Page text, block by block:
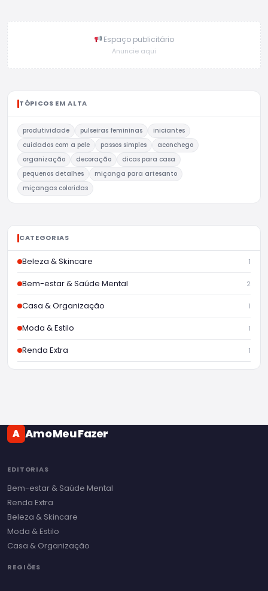
Espaço publicitário
Anuncie aqui
TÓPICOS EM ALTA
produtividade pulseiras femininas
iniciantes
cuidados com a pele
passos simples
aconchego
organização
decoração
dicas para casa
pequenos detalhes
miçanga para artesanto
miçangas coloridas
CATEGORIAS
Beleza & Skincare 1
Bem-estar & Saúde Mental 2
Casa & Organização 1
Moda & Estilo 1
Renda Extra 1
A Amo Meu Fazer
EDITORIAS
Bem-estar & Saúde Mental
Renda Extra
Beleza & Skincare
Moda & Estilo
Casa & Organização
REGIÕES